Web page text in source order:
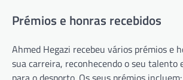
Prémios e honras recebidos
Ahmed Hegazi recebeu vários prémios e
sua carreira, reconhecendo o seu talento